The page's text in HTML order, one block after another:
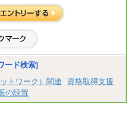
、216,500円（※5）
、千葉県、神奈川県
兵庫県、滋賀県
、栃木県、群馬県、長野県、新
県、岡山県、広島県、山口県、
ード検索]
トワーク）関連
資格取得支援
の設置